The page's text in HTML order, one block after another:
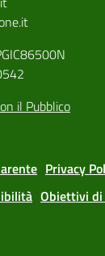
il Pubblico
Privacy
Obiettivi